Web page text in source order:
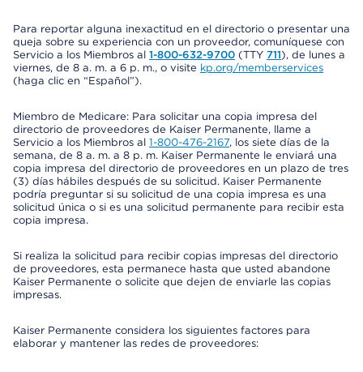
Para reportar alguna inexactitud en el directorio o presentar una
queja sobre su experiencia con un proveedor, comuníquese con
Servicio a los Miembros al 1-800-632-9700 (TTY 711), de lunes a
viernes, de 8 a. m. a 6 p. m., o visite kp.org/memberservices
(haga clic en “Español”).
Miembro de Medicare: Para solicitar una copia impresa del
directorio de proveedores de Kaiser Permanente, llame a
Servicio a los Miembros al 1-800-476-2167, los siete días de la
semana, de 8 a. m. a 8 p. m. Kaiser Permanente le enviará una
copia impresa del directorio de proveedores en un plazo de tres
(3) días hábiles después de su solicitud. Kaiser Permanente
podría preguntar si su solicitud de una copia impresa es una
solicitud única o si es una solicitud permanente para recibir esta
copia impresa.
Si realiza la solicitud para recibir copias impresas del directorio
de proveedores, esta permanece hasta que usted abandone
Kaiser Permanente o solicite que dejen de enviarle las copias
impresas.
Kaiser Permanente considera los siguientes factores para
elaborar y mantener las redes de proveedores: